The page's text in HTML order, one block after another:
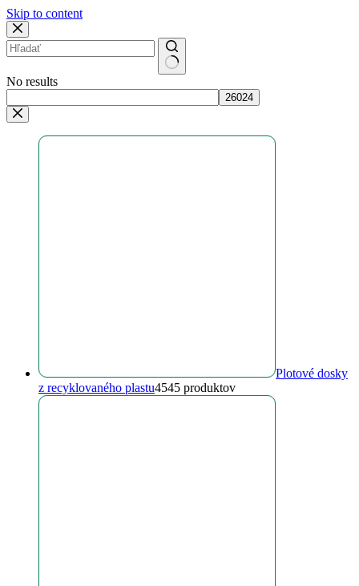
Skip to content
No results
Plotové dosky
z recyklovaného plastu4545 produktov